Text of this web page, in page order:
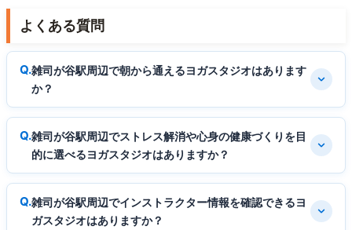
よくある質問
雑司が谷駅周辺で朝から通えるヨガスタジオはあります
か？
雑司が谷駅周辺でストレス解消や心身の健康づくりを目
的に選べるヨガスタジオはありますか？
雑司が谷駅周辺でインストラクター情報を確認できるヨ
ガスタジオはありますか？